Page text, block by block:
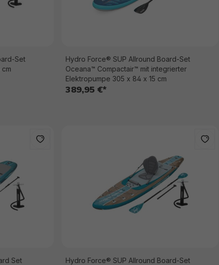
Set
Hydro Force® SUP Allround Board-Set
Oceana™ Compactair™ mit integrierter
Elektropumpe 305 x 84 x 15 cm
389,95 €*
Set
Hydro Force® SUP Allround Board-Set